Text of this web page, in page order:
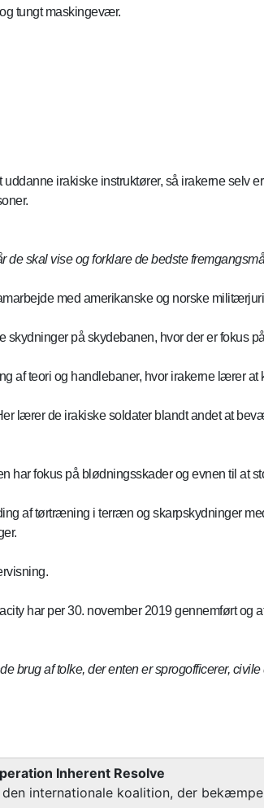
tungt maskingevær.
irakiske instruktører, så irakerne selv
de skal vise og forklare de bedste
med amerikanske og norske
skydninger på skydebanen, hvor der er
af teori og handlebaner, hvor irakerne lærer
lærer de irakiske soldater blandt andet at
har fokus på blødningsskader og evnen til at
af tørtræning i terræn og skarpskydninger
har per 30. november 2019 gennemført og
brug af tolke, der enten er sprogofficerer,
Inherent Resolve
internationale koalition, der